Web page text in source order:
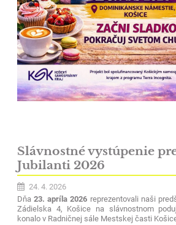
Slávnostné vystúpenie
Jubilanti 2026
24. 4. 2026
Dňa23. apríla 2026 reprezentovali naši
Zádielska 4, Košice na slávnostnom
konalo v Radničnej sále Mestskej časti